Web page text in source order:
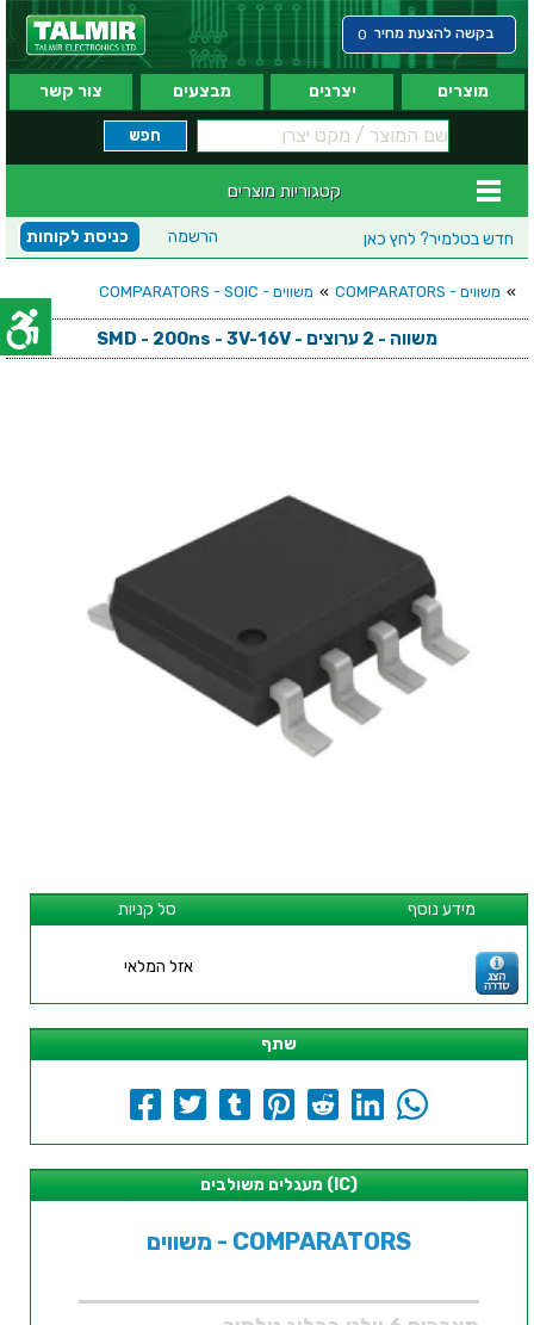
בקשה להצעת מחיר 0
מוצרים יצרנים מבצעים צור קשר
קטגוריות מוצרים
חדש בטלמיר? לחץ כאן כניסת לקוחות הרשמה
» משווים - COMPARATORS » משווים - COMPARATORS - SOIC
משווה - 2 ערוצים - SMD - 200ns - 3V-16V
סל קניות מידע נוסף
אזל המלאי
שתף
מעגלים משולבים (IC)
משווים - COMPARATORS